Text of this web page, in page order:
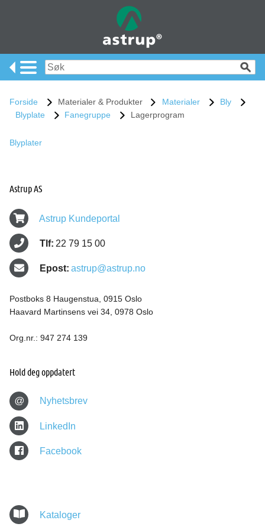
Forside Materialer & Produkter Materialer
Bly
Blyplate
Fanegruppe Lagerprogram
Blyplater
Astrup AS
Astrup Kundeportal
Tlf: 22 79 15 00
Epost: astrup@astrup.no
Postboks 8 Haugenstua, 0915 Oslo
Haavard Martinsens vei 34, 0978 Oslo
Org.nr.: 947 274 139
Hold deg oppdatert
@ Nyhetsbrev
LinkedIn
Facebook
Kataloger